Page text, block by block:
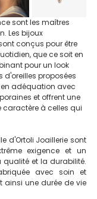
sont les maîtres
Les bijoux
conçus pour être
que ce soit en
pour un look
d'oreilles proposées
adéquation avec
et offrent une
caractère à celles qui
d'Ortoli Joaillerie sont
exigence et un
et la durabilité.
avec soin et
ainsi une durée de vie